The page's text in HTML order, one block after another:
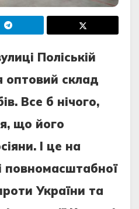
Поліській
оптовий склад
Все б нічого,
що його
І це на
повномасштабної
України та